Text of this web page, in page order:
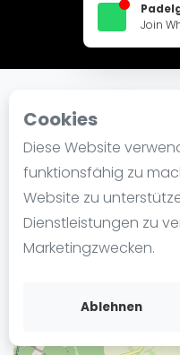
Cookies
Diese Website
funktionsfähig zu
Website zu
Dienstleistungen zu
Marketingzwecken.
Ablehnen
Blog
Die Geschichte von
Regeln und
Padel Schläge
Video
Join
In der Nähe TC
−